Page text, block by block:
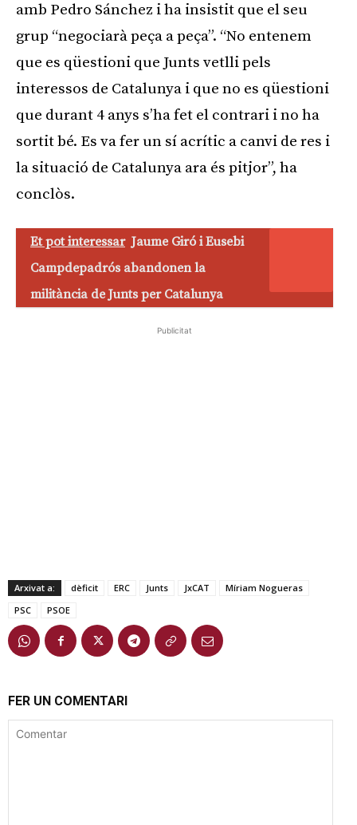
amb Pedro Sánchez i ha insistit que el seu
grup “negociarà peça a peça”. “No entenem
que es qüestioni que Junts vetlli pels
interessos de Catalunya i que no es qüestioni
que durant 4 anys s’ha fet el contrari i no ha
sortit bé. Es va fer un sí acrític a canvi de res i
la situació de Catalunya ara és pitjor”, ha
conclòs.
Et pot interessar Jaume Giró i Eusebi
Campdepadrós abandonen la
militància de Junts per Catalunya
Publicitat
Arxivat a: dèficit ERC Junts JxCAT
Míriam Nogueras
PSC
PSOE
FER UN COMENTARI